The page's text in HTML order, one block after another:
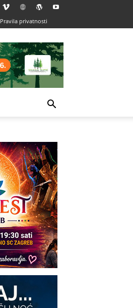
Pravila privatnosti